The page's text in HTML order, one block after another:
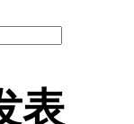
表